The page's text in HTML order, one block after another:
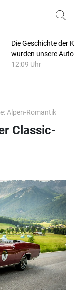
Die Geschichte der
wurden unsere
12:09 Uhr
Alpen-Romantik
Classic-